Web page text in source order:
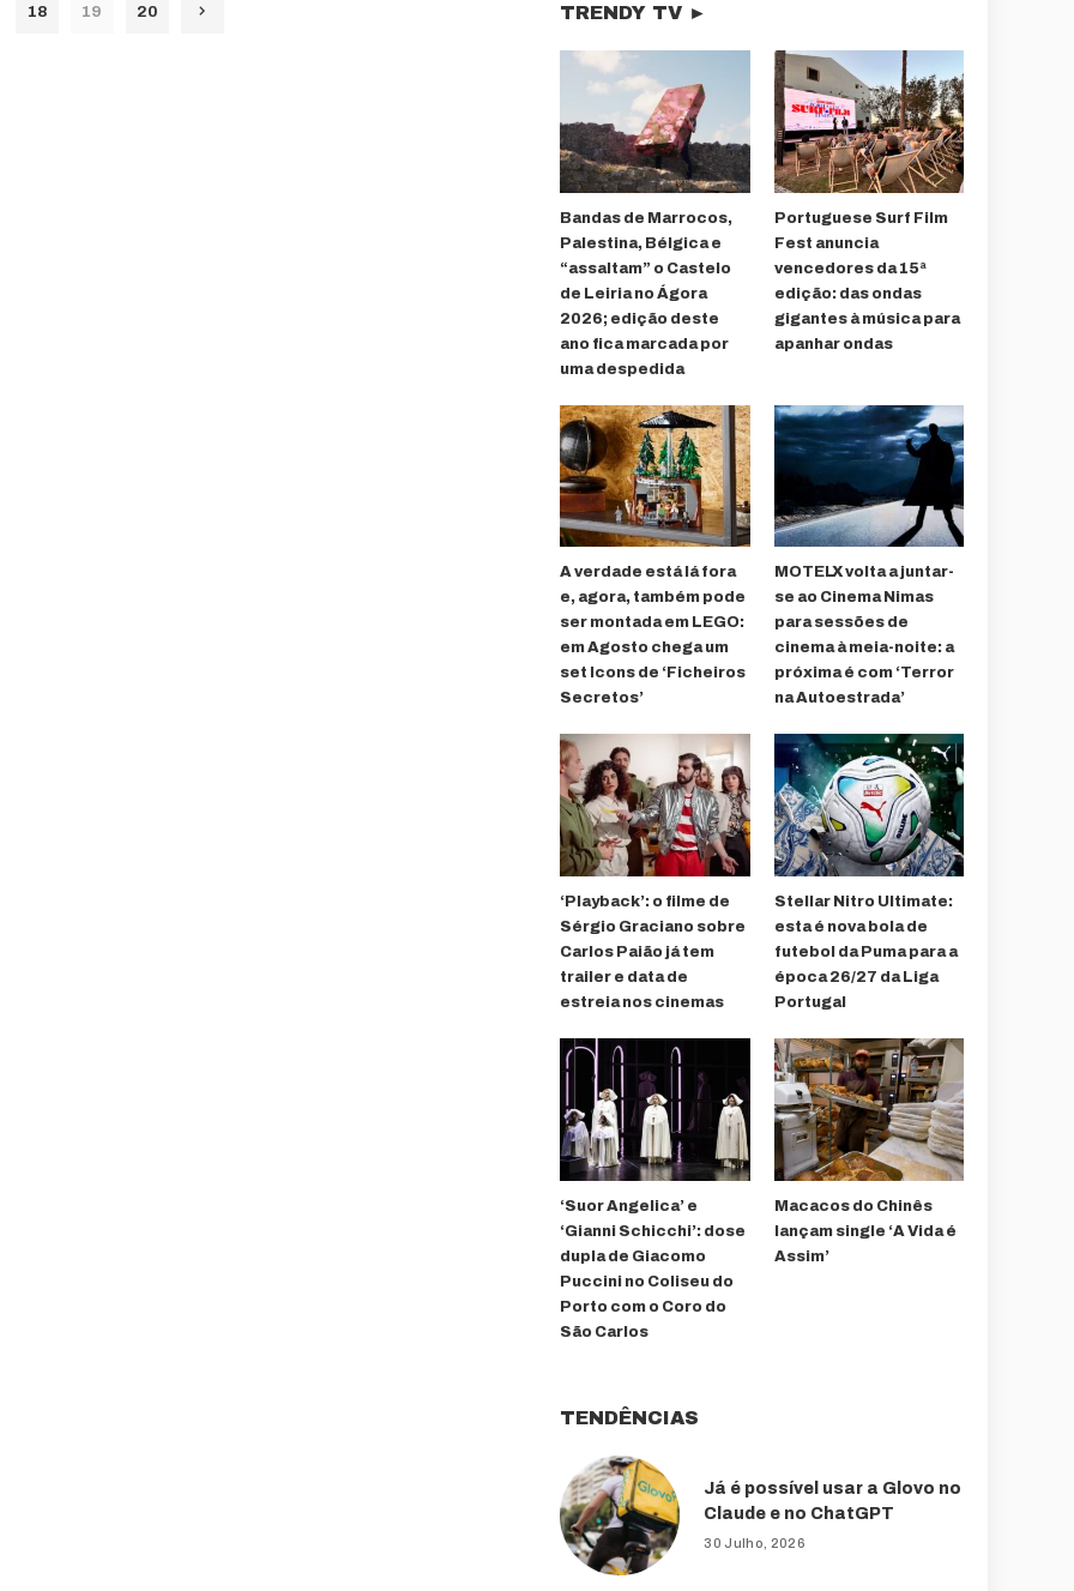
18 19 20 TRENDY TV ►
Bandas de Marrocos,
Palestina, Bélgica e
“assaltam” o Castelo
de Leiria no Ágora
2026; edição deste
ano fica marcada por
uma despedida
Portuguese Surf Film
Fest anuncia
vencedores da 15ª
edição: das ondas
gigantes à música para
apanhar ondas
A verdade está lá fora
e, agora, também pode
ser montada em LEGO:
em Agosto chega um
set Icons de ‘Ficheiros
Secretos’
MOTELX volta a juntar-
se ao Cinema Nimas
para sessões de
cinema à meia-noite: a
próxima é com ‘Terror
na Autoestrada’
‘Playback’: o filme de
Sérgio Graciano sobre
Carlos Paião já tem
trailer e data de
estreia nos cinemas
Stellar Nitro Ultimate:
esta é nova bola de
futebol da Puma para a
época 26/27 da Liga
Portugal
‘Suor Angelica’ e
‘Gianni Schicchi’: dose
dupla de Giacomo
Puccini no Coliseu do
Porto com o Coro do
São Carlos
Macacos do Chinês
lançam single ‘A Vida é
Assim’
TENDÊNCIAS
Já é possível usar a Glovo no
Claude e no ChatGPT
30 Julho, 2026